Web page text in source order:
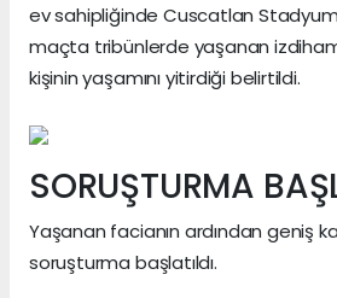
ev sahipliğinde Cuscatlan
maçta tribünlerde yaşanan izdiham
kişinin yaşamını yitirdiği belirtildi.
SORUŞTURMA
Yaşanan facianın ardından geniş
soruşturma başlatıldı.